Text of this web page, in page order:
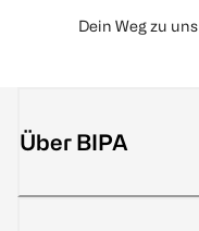
Dein Weg zu uns
Über BIPA